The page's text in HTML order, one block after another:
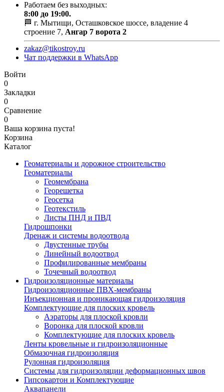
Работаем без выходных:
8:00 до 19:00.
🏁 г. Мытищи, Осташковское шоссе, владение 4
строение 7, Ангар 7 ворота 2
zakaz@tikostroy.ru
Чат поддержки в WhatsApp
Войти
0
Закладки
0
Сравнение
0
Ваша корзина пуста!
Корзина
Каталог
Геоматериалы и дорожное строительство
Геоматериалы
Геомембрана
Георешетка
Геосетка
Геотекстиль
Листы ПНД и ПВД
Гидрошпонки
Дренаж и системы водоотвода
Двустенные трубы
Линейный водоотвод
Профилированные мембраны
Точечный водоотвод
Гидроизоляционные материалы
Гидроизоляционные ПВХ-мембраны
Инъекционная и проникающая гидроизоляция
Комплектующие для плоских кровель
Аэраторы для плоской кровли
Воронка для плоской кровли
Комплектующие для плоских кровель
Ленты кровельные и гидроизоляционные
Обмазочная гидроизоляция
Рулонная гидроизоляция
Системы для гидроизоляции деформационных швов
Гипсокартон и Комплектующие
Аквапанели